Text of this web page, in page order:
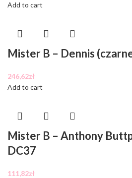
Add to cart
Mister B – Dennis
246,62zł
Add to cart
Mister B – Anthony
DC37
111,82zł